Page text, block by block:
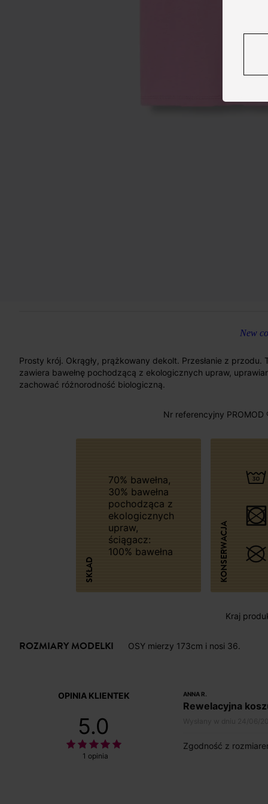
New
Prosty krój. Okrągły, prążkowany dekolt. Przesłanie z przodu.
zawiera bawełnę pochodzącą z ekologicznych upraw,
zachować różnorodność biologiczną.
Nr referencyjny
SKŁAD
70% bawełna,
30% bawełna
pochodząca z
ekologicznych
upraw,
ściągacz:
100% bawełna
KONSERWACJA
Kraj
ROZMIARY MODELKI OSY mierzy 173cm i nosi 36.
OPINIA KLIENTEK
5.0
1 opinia
ANNA R.
Rewelacyjna
Zgodność z